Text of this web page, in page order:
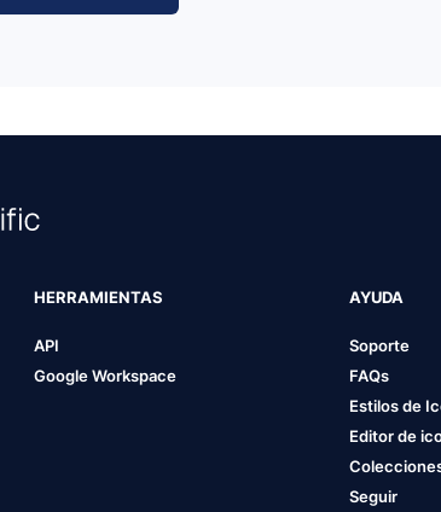
HERRAMIENTAS
API
Google Workspace
AYUDA
Soporte
FAQs
Estilos de
Editor de
Seguir